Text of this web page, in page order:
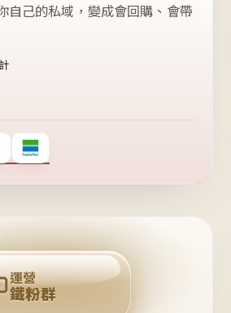
自己的私域，變成會回購、會帶
❤
粉
回
購
運營
鐵粉群